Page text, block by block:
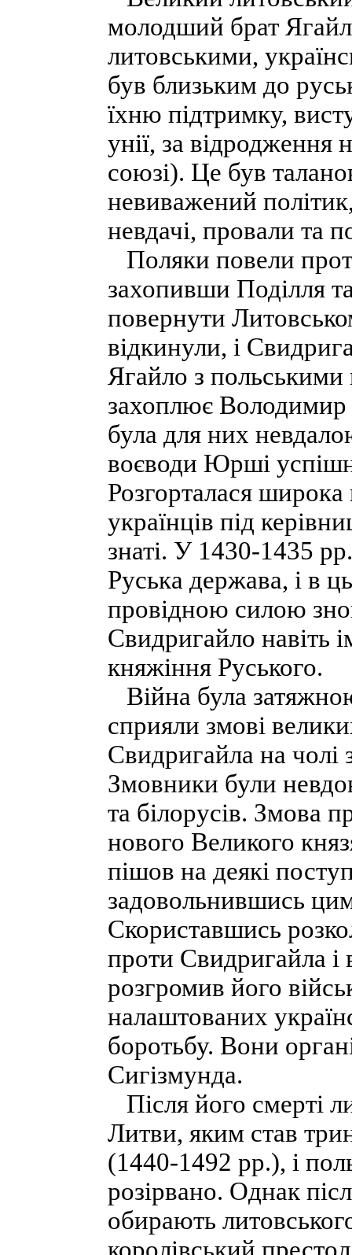
молодший брат
литовськими,
був близьким до
їхню підтримку,
унії, за відродження
союзі). Це був
невиважений
невдачі, провали та
Поляки повели
захопивши Поділля
повернути
відкинули, і
Ягайло з польськими
захоплює Володимир
була для них
воєводи Юрші
Розгорталася
українців під
знаті. У 1430-1435
Руська держава, і в
провідною силою
Свидригайло навіть
княжіння Руського.
Війна була
сприяли змові
Свидригайла на чолі
Змовники були
та білорусів. Змова
нового Великого
пішов на деякі
задовольнившись
Скориставшись
проти Свидригайла і
розгромив його
налаштованих
боротьбу. Вони
Сигізмунда.
Після його смерті
Литви, яким став
(1440-1492 pp.), і
розірвано. Однак
обирають